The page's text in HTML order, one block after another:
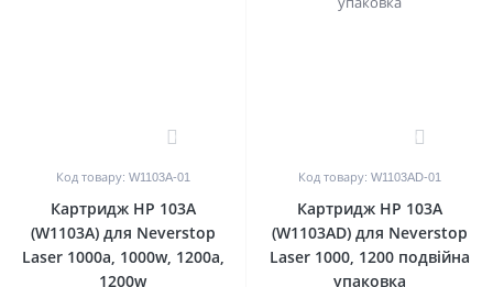
Код товару: W1103A-01
Картридж HP 103A
(W1103A) для Neverstop
Laser 1000a, 1000w, 1200a,
1200w
Код товару: W1103AD-01
Картридж HP 103A
(W1103AD) для Neverstop
Laser 1000, 1200 подвійна
упаковка